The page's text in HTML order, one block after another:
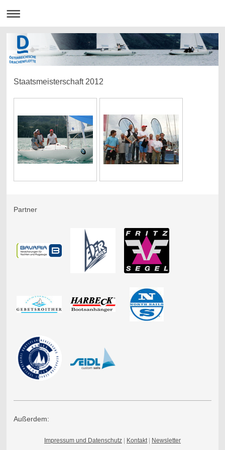
Staatsmeisterschaft 2012
Partner
Außerdem:
Impressum und Datenschutz Kontakt| Newsletter